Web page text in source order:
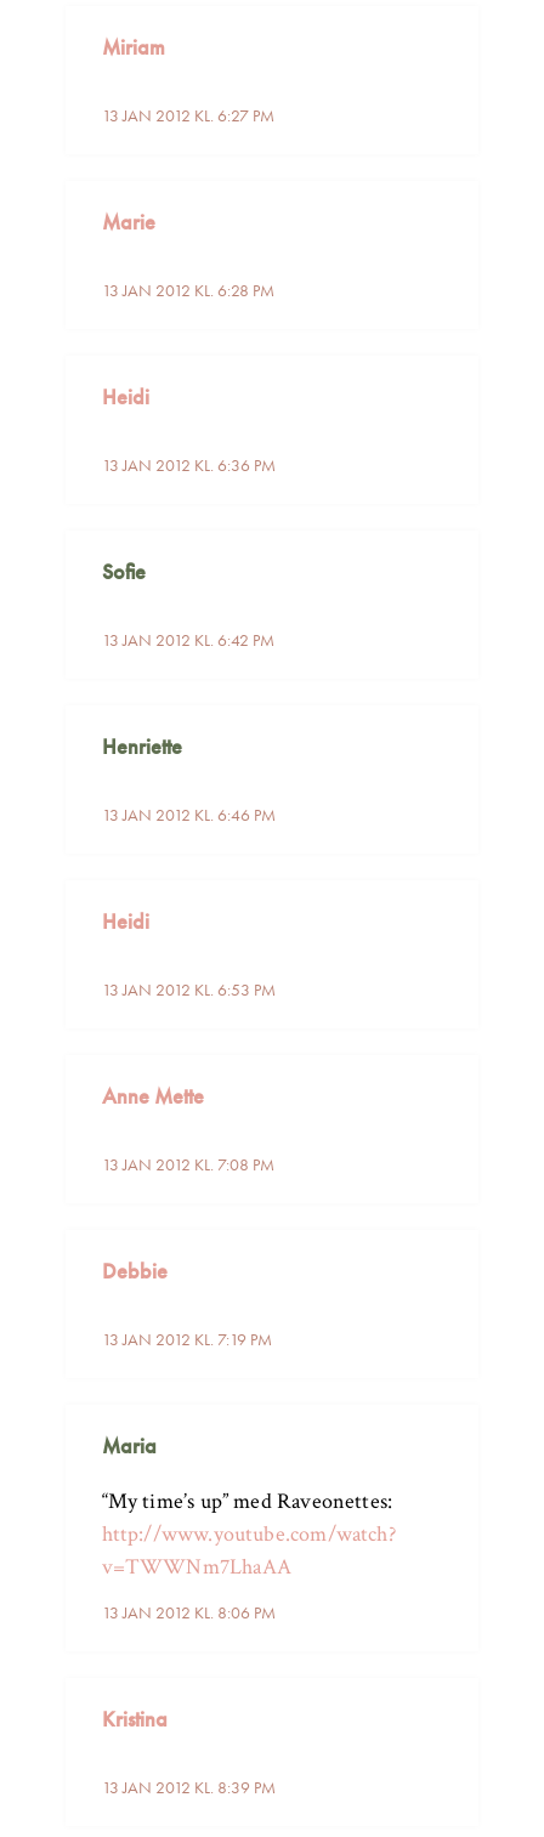
Miriam
13 JAN 2012 KL. 6:27 PM
Marie
13 JAN 2012 KL. 6:28 PM
Heidi
13 JAN 2012 KL. 6:36 PM
Sofie
13 JAN 2012 KL. 6:42 PM
Henriette
13 JAN 2012 KL. 6:46 PM
Heidi
13 JAN 2012 KL. 6:53 PM
Anne Mette
13 JAN 2012 KL. 7:08 PM
Debbie
13 JAN 2012 KL. 7:19 PM
Maria
13 JAN 2012 KL. 8:06 PM
“My time’s up” med Raveonettes:
http://www.youtube.com/watch?
v=TWWNm7LhaAA
Kristina
13 JAN 2012 KL. 8:39 PM